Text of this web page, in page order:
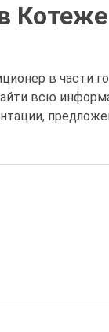
в части
всю